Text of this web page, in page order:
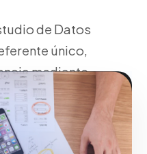
de Datos
único,
mediante
y levantamiento de